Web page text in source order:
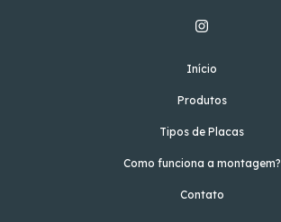
Início
Produtos
Tipos de Placas
Como funciona a montagem?
Contato